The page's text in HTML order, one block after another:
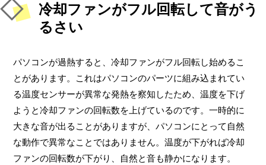
冷却ファンがフル回転して音がう
るさい
パソコンが過熱すると、冷却ファンがフル回転し始めるこ
とがあります。これはパソコンのパーツに組み込まれてい
る温度センサーが異常な発熱を察知したため、温度を下げ
ようと冷却ファンの回転数を上げているのです。一時的に
大きな音が出ることがありますが、パソコンにとって自然
な動作で異常なことではありません。温度が下がれば冷却
ファンの回転数が下がり、自然と音も静かになります。